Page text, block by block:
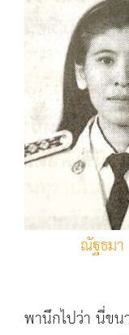
ณัฐธม
พานึกไปว่า นี่ข